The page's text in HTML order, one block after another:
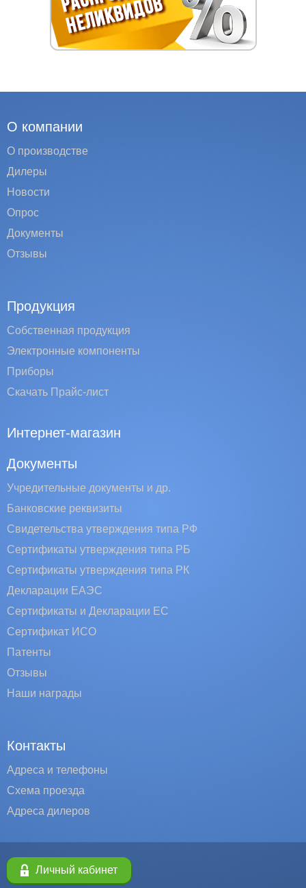
О компании
О производстве
Дилеры
Новости
Опрос
Документы
Отзывы
Продукция
Собственная продукция
Электронные компоненты
Приборы
Скачать Прайс-лист
Интернет-магазин
Документы
Учредительные документы и др.
Банковские реквизиты
Свидетельства утверждения типа РФ
Сертификаты утверждения типа РБ
Сертификаты утверждения типа РК
Декларации ЕАЭС
Сертификаты и Декларации EC
Сертификат ИСО
Патенты
Отзывы
Наши награды
Контакты
Адреса и телефоны
Схема проезда
Адреса дилеров
Личный кабинет